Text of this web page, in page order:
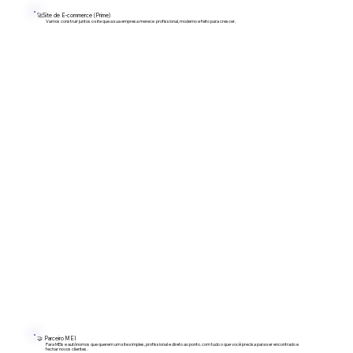
🚀Site de E-commerce (Prime)
Vamos construir juntos o site que a sua empresa merece profissional, moderno e feito para crescer.
🤝 Parceiro MEI
Para MEIs e autônomos que querem um site simples, profissional e direto ao ponto. com tudo o que você precisa para ser encontrado e
fechar novos clientes.